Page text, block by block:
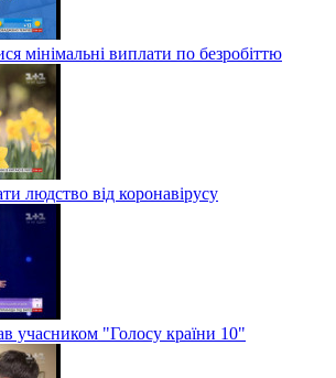
мінімальні виплати по безробіттю
людство від коронавірусу
учасником "Голосу країни 10"